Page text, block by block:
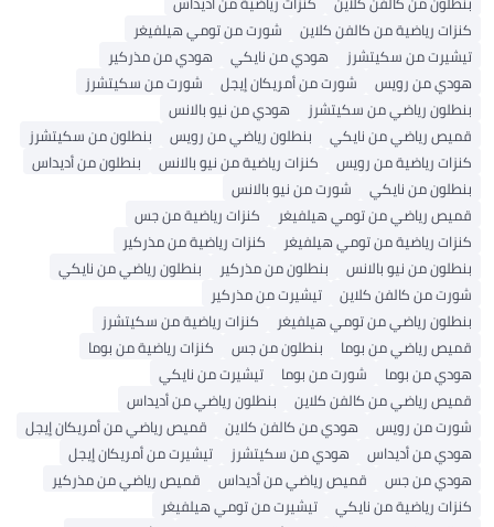
كنزات رياضية من كالفن كلاين
شورت من تومي هيلفيغر
تيشيرت من سكيتشرز
هودي من نايكي
هودي من مذركير
هودي من رويس
شورت من أمريكان إيجل
شورت من سكيتشرز
بنطلون رياضي من سكيتشرز
هودي من نيو بالانس
قميص رياضي من نايكي
بنطلون رياضي من رويس
بنطلون من سكيتشرز
كنزات رياضية من رويس
كنزات رياضية من نيو بالانس
بنطلون من أديداس
بنطلون من نايكي
شورت من نيو بالانس
قميص رياضي من تومي هيلفيغر
كنزات رياضية من جس
كنزات رياضية من تومي هيلفيغر
كنزات رياضية من مذركير
بنطلون من نيو بالانس
بنطلون من مذركير
بنطلون رياضي من نايكي
شورت من كالفن كلاين
تيشيرت من مذركير
بنطلون رياضي من تومي هيلفيغر
كنزات رياضية من سكيتشرز
قميص رياضي من بوما
بنطلون من جس
كنزات رياضية من بوما
هودي من بوما
شورت من بوما
تيشيرت من نايكي
قميص رياضي من كالفن كلاين
بنطلون رياضي من أديداس
شورت من رويس
هودي من كالفن كلاين
قميص رياضي من أمريكان إيجل
هودي من أديداس
هودي من سكيتشرز
تيشيرت من أمريكان إيجل
هودي من جس
قميص رياضي من أديداس
قميص رياضي من مذركير
كنزات رياضية من نايكي
تيشيرت من تومي هيلفيغر